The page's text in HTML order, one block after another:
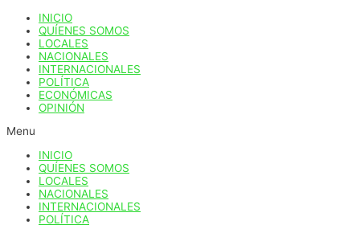
contenido
INICIO
QUÍENES SOMOS
LOCALES
NACIONALES
INTERNACIONALES
POLÍTICA
ECONÓMICAS
OPINIÓN
Menu
INICIO
QUÍENES SOMOS
LOCALES
NACIONALES
INTERNACIONALES
POLÍTICA